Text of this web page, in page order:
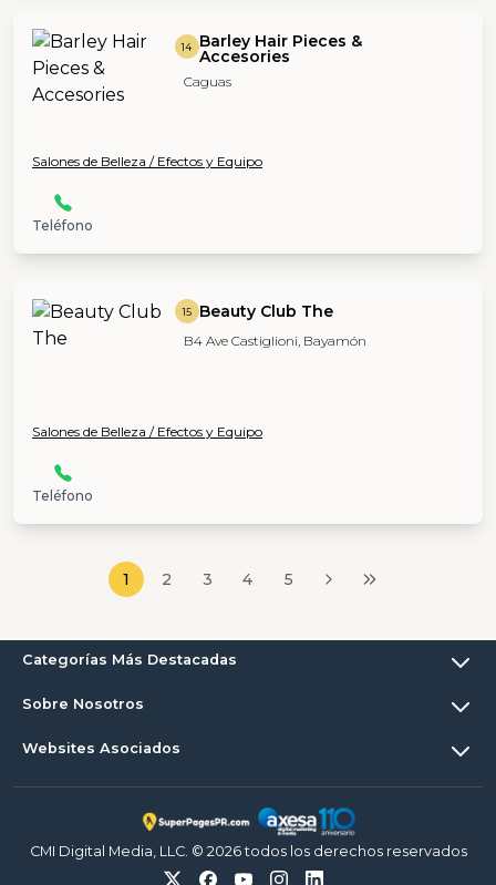
14 Barley Hair Pieces &
Accesories
Caguas
Salones de Belleza / Efectos y Equipo
Teléfono
15 Beauty Club The
B4 Ave Castiglioni, Bayamón
Salones de Belleza / Efectos y Equipo
Teléfono
1 2 3 4 5
Categorías Más Destacadas
Sobre Nosotros
Websites Asociados
CMI Digital Media, LLC. © 2026 todos los derechos reservados